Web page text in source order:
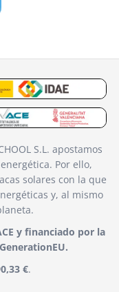
S.L. apostamos
Por ello,
solares con la que
y, al mismo
y financiado por la
€.